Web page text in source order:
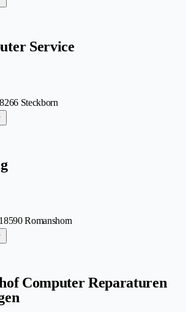
Service
8266 Steckborn
8590 Romanshorn
Computer Reparaturen